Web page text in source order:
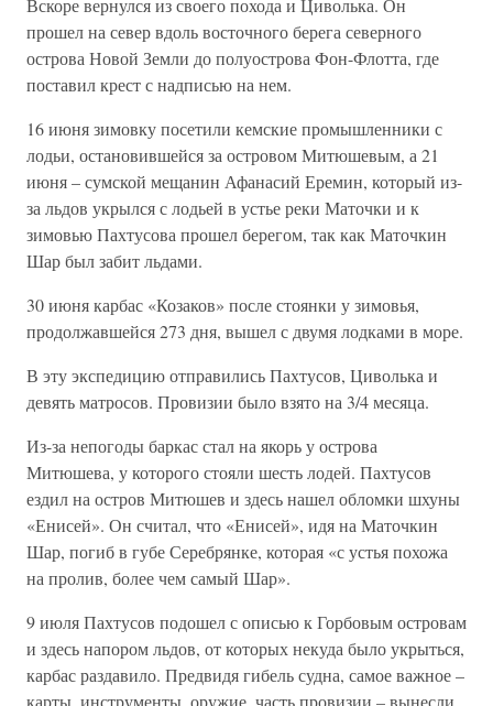
Вскоре вернулся из своего похода и Циволька. Он
прошел на север вдоль восточного берега северного
острова Новой Земли до полуострова Фон-Флотта, где
поставил крест с надписью на нем.
16 июня зимовку посетили кемские промышленники с
лодьи, остановившейся за островом Митюшевым, а 21
июня – сумской мещанин Афанасий Еремин, который из-
за льдов укрылся с лодьей в устье реки Маточки и к
зимовью Пахтусова прошел берегом, так как Маточкин
Шар был забит льдами.
30 июня карбас «Козаков» после стоянки у зимовья,
продолжавшейся 273 дня, вышел с двумя лодками в море.
В эту экспедицию отправились Пахтусов, Циволька и
девять матросов. Провизии было взято на 3/4 месяца.
Из-за непогоды баркас стал на якорь у острова
Митюшева, у которого стояли шесть лодей. Пахтусов
ездил на остров Митюшев и здесь нашел обломки шхуны
«Енисей». Он считал, что «Енисей», идя на Маточкин
Шар, погиб в губе Серебрянке, которая «с устья похожа
на пролив, более чем самый Шар».
9 июля Пахтусов подошел с описью к Горбовым островам
и здесь напором льдов, от которых некуда было укрыться,
карбас раздавило. Предвидя гибель судна, самое важное –
карты, инструменты, оружие, часть провизии – вынесли